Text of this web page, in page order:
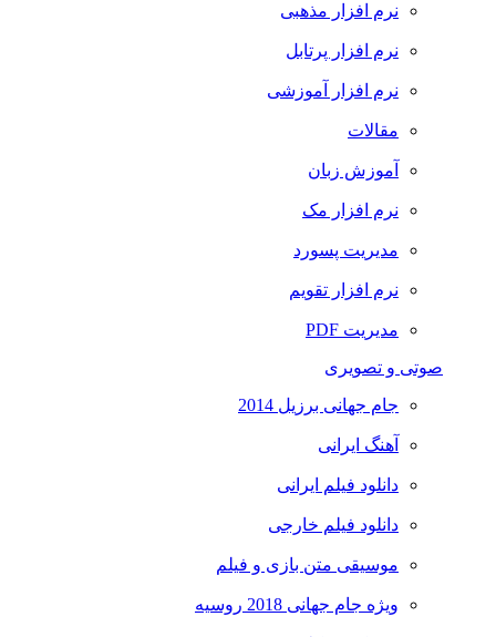
نرم افزار مذهبی
نرم افزار پرتابل
نرم افزار آموزشی
آموزش زبان
نرم افزار مک
مدیریت پسورد
نرم افزار تقویم
مدیریت PDF
و تصویری
جام جهانی برزیل 2014
آهنگ ایرانی
دانلود فیلم ایرانی
دانلود فیلم خارجی
موسیقی متن بازی و فیلم
ویژه جام جهانی 2018 روسیه